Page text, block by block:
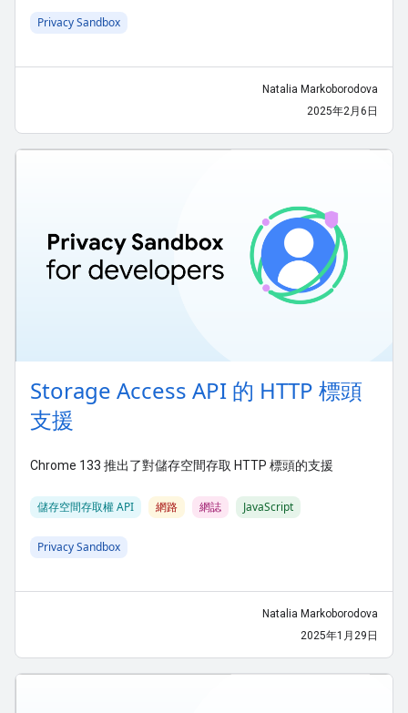
Privacy Sandbox
Natalia Markoborodova
2025年2月6日
Storage Access API 的 HTTP 標頭
支援
Chrome 133 推出了對儲存空間存取 HTTP 標頭的支援
儲存空間存取權 API 網路 網誌 JavaScript
Privacy Sandbox
Natalia Markoborodova
2025年1月29日